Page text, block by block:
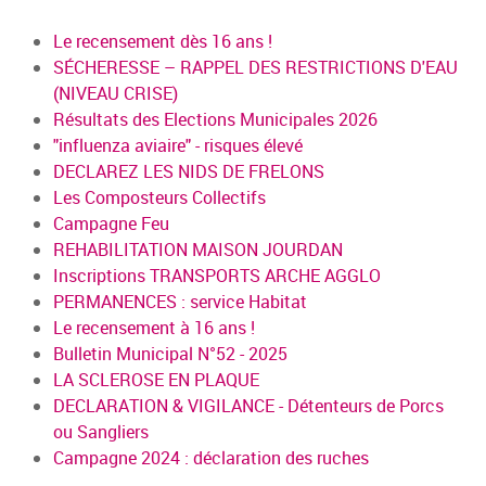
Le recensement dès 16 ans !
SÉCHERESSE – RAPPEL DES RESTRICTIONS D'EAU
(NIVEAU CRISE)
Résultats des Elections Municipales 2026
"influenza aviaire" - risques élevé
DECLAREZ LES NIDS DE FRELONS
Les Composteurs Collectifs
Campagne Feu
REHABILITATION MAISON JOURDAN
Inscriptions TRANSPORTS ARCHE AGGLO
PERMANENCES : service Habitat
Le recensement à 16 ans !
Bulletin Municipal N°52 - 2025
LA SCLEROSE EN PLAQUE
DECLARATION & VIGILANCE - Détenteurs de Porcs
ou Sangliers
Campagne 2024 : déclaration des ruches